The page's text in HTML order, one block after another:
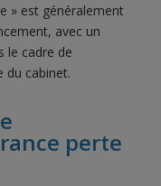
» est généralement
avec un
le cadre de
du cabinet.
perte